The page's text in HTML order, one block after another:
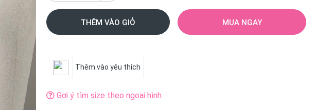
THÊM VÀO GIỎ MUA NGAY
Thêm vào yêu thích
Gợi ý tìm size theo ngoại hình